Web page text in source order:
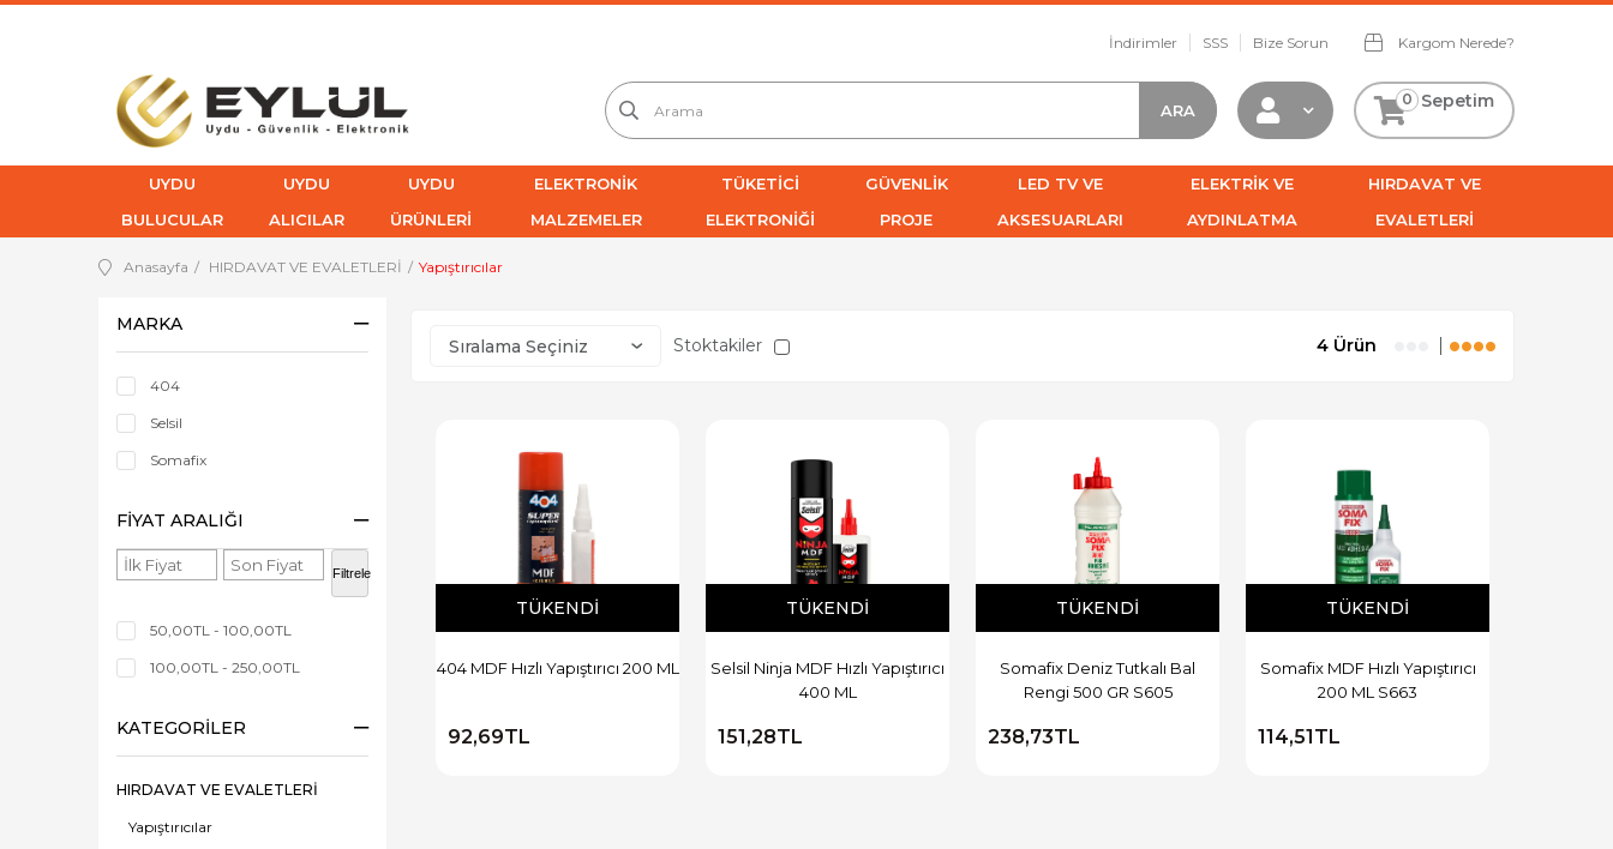
İndirimler SSS Bize Sorun Kargom Nerede?
Sepetim
0
UYDU
BULUCULAR
UYDU
ALICILAR
UYDU
ÜRÜNLERİ
ELEKTRONİK
MALZEMELER
TÜKETİCİ
ELEKTRONİĞİ
GÜVENLİK
PROJE
LED TV VE
AKSESUARLARI
ELEKTRİK VE
AYDINLATMA
HIRDAVAT VE
EVALETLERİ
Anasayfa HIRDAVAT VE EVALETLERİ Yapıştırıcılar
MARKA
404
Selsil
Somafix
FIYAT ARALIĞI
Filtrele
50,00TL - 100,00TL
100,00TL - 250,00TL
KATEGORILER
HIRDAVAT VE EVALETLERİ
Yapıştırıcılar
Stoktakiler 4 Ürün
TÜKENDI
404 MDF Hızlı Yapıştırıcı 200 ML
92,69TL
TÜKENDI
Selsil Ninja MDF Hızlı Yapıştırıcı
400 ML
151,28TL
TÜKENDI
Somafix Deniz Tutkalı Bal
Rengi 500 GR S605
238,73TL
TÜKENDI
Somafix MDF Hızlı Yapıştırıcı
200 ML S663
114,51TL